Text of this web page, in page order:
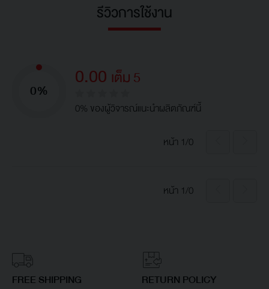
รีวิวการใช้งาน
0% 0.00 เต็ม 5
0% ของผู้วิจารณ์แนะนำผลิตภัณฑ์นี้
หน้า 1/0
หน้า 1/0
FREE SHIPPING RETURN POLICY